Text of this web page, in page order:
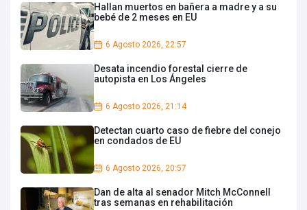
Hallan muertos en bañera a madre y a su
bebé de 2 meses en EU
6 Agosto 2026, 22:57
Desata incendio forestal cierre de
autopista en Los Ángeles
6 Agosto 2026, 21:14
Detectan cuarto caso de fiebre del conejo
en condados de EU
6 Agosto 2026, 20:57
Dan de alta al senador Mitch McConnell
tras semanas en rehabilitación